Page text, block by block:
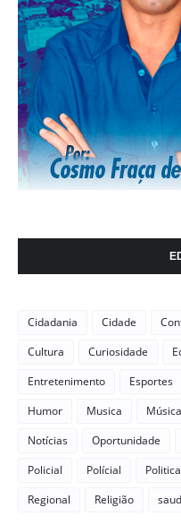
Cidadania Cidade
Cultura
Curiosidade
Entretenimento
Esportes
Humor
Musica Música
Notícias
Oportunidade
Policial
Polícial Politica
Regional
Religião